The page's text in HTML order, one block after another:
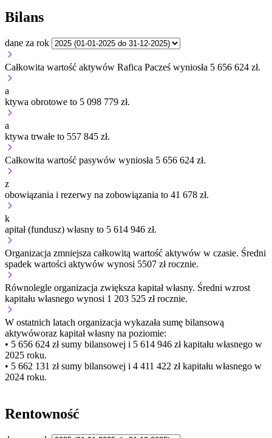
Bilans
dane za rok
Całkowita wartość aktywów Rafica Pacześ wyniosła 5 656 624 zł.
a
ktywa obrotowe to 5 098 779 zł.
a
ktywa trwałe to 557 845 zł.
Całkowita wartość pasywów wyniosła 5 656 624 zł.
z
obowiązania i rezerwy na zobowiązania to 41 678 zł.
k
apitał (fundusz) własny to 5 614 946 zł.
Organizacja zmniejsza całkowitą wartość aktywów w czasie. Średni
spadek wartości aktywów wynosi 5507 zł rocznie.
Równolegle organizacja zwiększa kapitał własny. Średni wzrost
kapitału własnego wynosi 1 203 525 zł rocznie.
W ostatnich latach organizacja wykazała sumę bilansową
aktywóworaz kapitał własny na poziomie:
• 5 656 624 złsumy bilansowej i 5 614 946 zł kapitału własnego w
2025 roku.
• 5 662 131 złsumy bilansowej i 4 411 422 zł kapitału własnego w
2024 roku.
Rentowność